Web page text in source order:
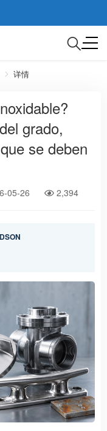
详情
grado,
se deben
05-26 2,394